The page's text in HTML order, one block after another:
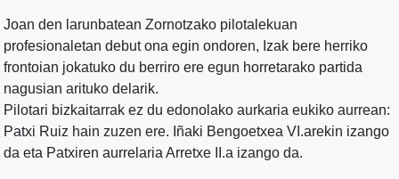
Joan den larunbatean Zornotzako pilotalekuan
profesionaletan debut ona egin ondoren, Izak bere herriko
frontoian jokatuko du berriro ere egun horretarako partida
nagusian arituko delarik.
Pilotari bizkaitarrak ez du edonolako aurkaria eukiko aurrean:
Patxi Ruiz hain zuzen ere. Iñaki Bengoetxea VI.arekin izango
da eta Patxiren aurrelaria Arretxe II.a izango da.